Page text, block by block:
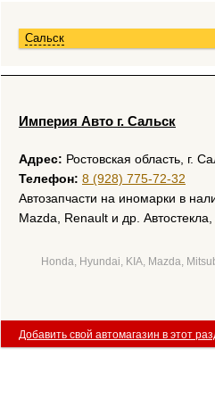
Сальск
Империя Авто г. Сальск
Адрес: Ростовская область, г.
Телефон: 8 (928) 775-72-32
Автозапчасти на иномарки в
Mazda, Rеnault и др. Автостекла,
Honda, Hyundai, KIA, Mazda,
Добавить свой автомагазин в этот